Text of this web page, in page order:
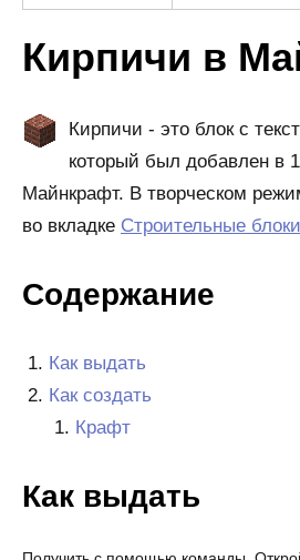
Кирпичи в
Кирпичи - это блок с
который был добавлен в
Майнкрафт. В творческом
во вкладке Строительные блоки
Содержание
Как выдать
Как создать
Крафт
Как выдать